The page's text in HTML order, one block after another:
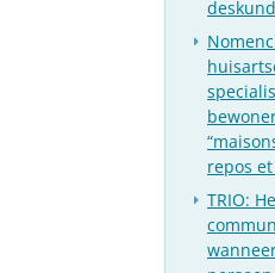
repos et
TRIO: